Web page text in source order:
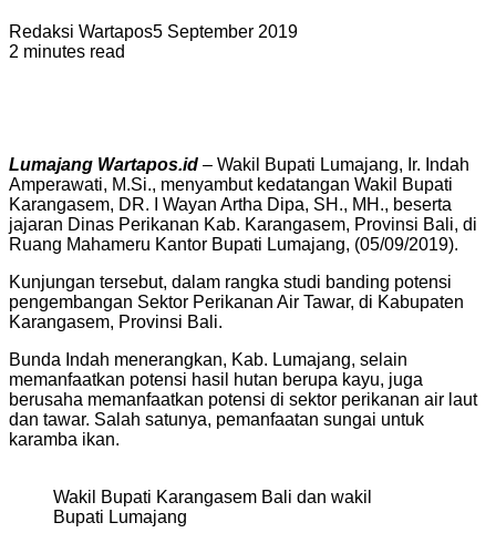
Redaksi Wartapos5 September 2019
2 minutes read
Lumajang Wartapos.id – Wakil Bupati Lumajang, Ir. Indah
Amperawati, M.Si., menyambut kedatangan Wakil Bupati
Karangasem, DR. I Wayan Artha Dipa, SH., MH., beserta
jajaran Dinas Perikanan Kab. Karangasem, Provinsi Bali, di
Ruang Mahameru Kantor Bupati Lumajang, (05/09/2019).
Kunjungan tersebut, dalam rangka studi banding potensi
pengembangan Sektor Perikanan Air Tawar, di Kabupaten
Karangasem, Provinsi Bali.
Bunda Indah menerangkan, Kab. Lumajang, selain
memanfaatkan potensi hasil hutan berupa kayu, juga
berusaha memanfaatkan potensi di sektor perikanan air laut
dan tawar. Salah satunya, pemanfaatan sungai untuk
karamba ikan.
Wakil Bupati Karangasem Bali dan wakil
Bupati Lumajang